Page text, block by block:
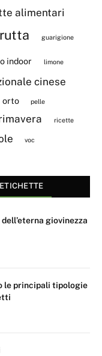
alimentari
guarigione
indoor limone
cinese
orto pelle
ricette
voc
giovinezza
le principali tipologie